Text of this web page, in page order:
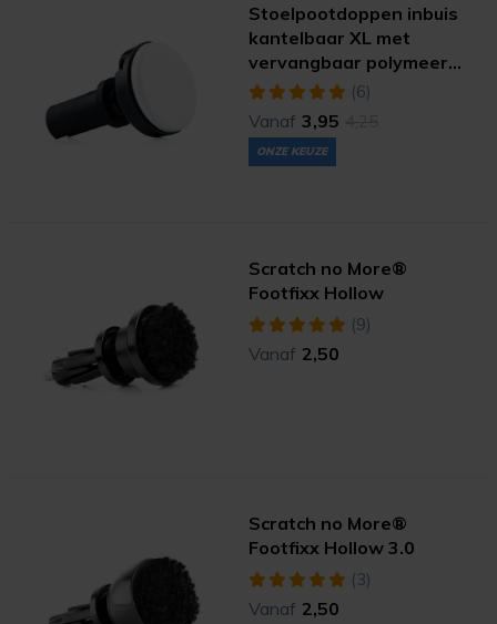
Stoelpootdoppen inbuis
kantelbaar XL met
vervangbaar polymeer
(extreme)
(6)
Vanaf 3,95
ONZE KEUZE
Scratch no More®
Footfixx Hollow
(9)
Vanaf 2,50
Scratch no More®
Footfixx Hollow 3.0
(3)
Vanaf 2,50